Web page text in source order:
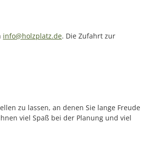
info@holzplatz.de. Die Zufahrt zur
zu lassen, an denen Sie lange Freude
viel Spaß bei der Planung und viel